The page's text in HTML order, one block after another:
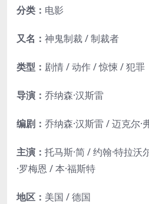
分类： 电影
又名： 神鬼制裁 / 制裁者
类型： 剧情 / 动作 / 惊悚 / 犯罪
导演： 乔纳森·汉斯雷
编剧： 乔纳森·汉斯雷 / 迈克尔·
主演： 托马斯·简 / 约翰·特拉沃
·罗梅恩 / 本·福斯特
地区： 美国 / 德国